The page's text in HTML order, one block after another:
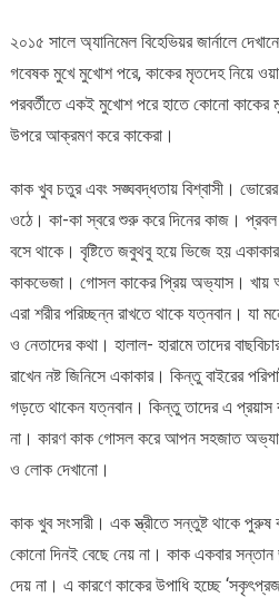
২০১৫ সালে অ্যানিমেল বিহেভিয়র জার্নালে
গবেষক মুখে মুখোশ পরে, কাকের মৃতদেহ নিয়ে
পরবর্তীতে একই মুখোশ পরে হাতে কোনো
উপরে আক্রমণ করে কাকেরা।
কাক খুব চতুর এবং সঙ্ঘবদ্ধতায় বিশ্বাসী।
ওঠে। কা-কা স্বরে শুরু করে দিনের কাজ। প্রবল
বসে থাকে। বৃষ্টিতে জবুথবু হয়ে ভিজে হয়
কাকভেজা। গোসল কাকের প্রিয় অভ্যাস। খায়
এরা শরীর পরিচ্ছন্ন রাখতে থাকে যত্নবান। যা
ও নেতাদের কথা। হালাল- হারামে তাদের
রাখেন নষ্ট জিনিসে একাকার। কিন্তু বাইরের
গড়তে থাকেন যত্নবান। কিন্তু তাদের এ প্রয়াস
না। কারণ কাক গোসল করে আপন সহজাত
ও লোক দেখানো।
কাক খুব সংসারী। এক স্ত্রীতে সন্তুষ্ট থাকে পুরুষ
কোনো দিনই বেছে নেয় না। কাক একবার সন্তান
দেয় না। এ কারণে কাকের উপাধি হচ্ছে